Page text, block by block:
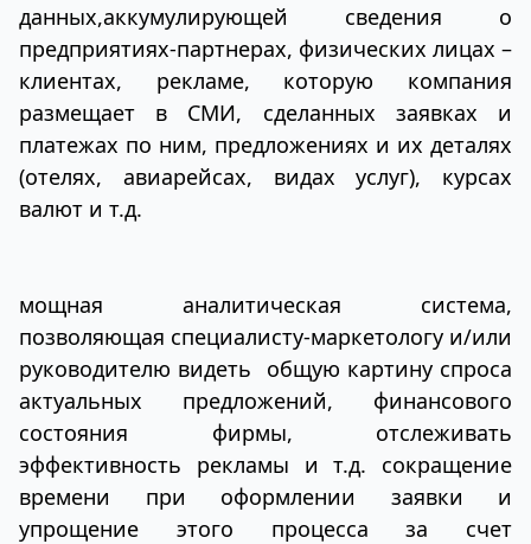
данных,аккумулирующей сведения о
предприятиях-партнерах, физических лицах –
клиентах, рекламе, которую компания
размещает в СМИ, сделанных заявках и
платежах по ним, предложениях и их деталях
(отелях, авиарейсах, видах услуг), курсах
валют и т.д.
мощная аналитическая система,
позволяющая специалисту-маркетологу и/или
руководителю видеть общую картину спроса
актуальных предложений, финансового
состояния фирмы, отслеживать
эффективность рекламы и т.д. сокращение
времени при оформлении заявки и
упрощение этого процесса за счет